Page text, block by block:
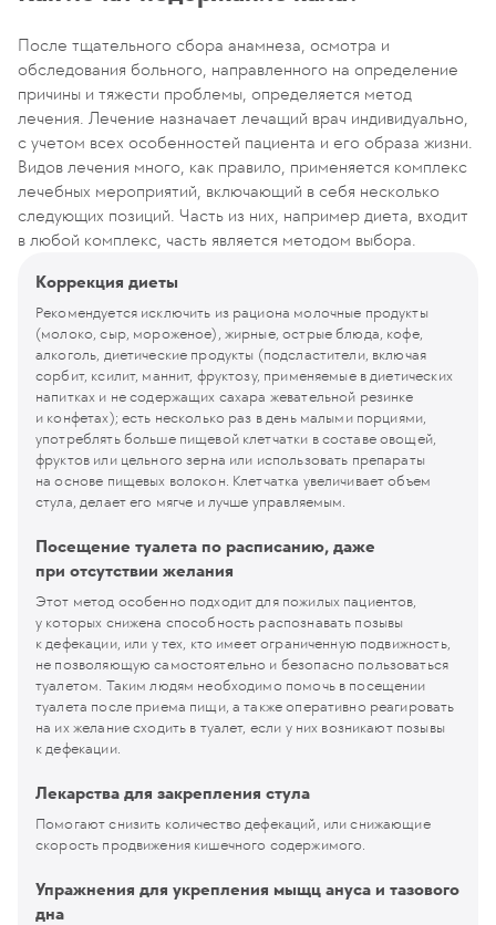
После тщательного сбора анамнеза, осмотра и
обследования больного, направленного на определение
причины и тяжести проблемы, определяется метод
лечения. Лечение назначает лечащий врач индивидуально,
с учетом всех особенностей пациента и его образа жизни.
Видов лечения много, как правило, применяется комплекс
лечебных мероприятий, включающий в себя несколько
следующих позиций. Часть из них, например диета, входит
в любой комплекс, часть является методом выбора.
Коррекция диеты
Рекомендуется исключить из рациона молочные продукты
(молоко, сыр, мороженое), жирные, острые блюда, кофе,
алкоголь, диетические продукты (подсластители, включая
сорбит, ксилит, маннит, фруктозу, применяемые в диетических
напитках и не содержащих сахара жевательной резинке
и конфетах); есть несколько раз в день малыми порциями,
употреблять больше пищевой клетчатки в составе овощей,
фруктов или цельного зерна или использовать препараты
на основе пищевых волокон. Клетчатка увеличивает объем
стула, делает его мягче и лучше управляемым.
Посещение туалета по расписанию, даже
при отсутствии желания
Этот метод особенно подходит для пожилых пациентов,
у которых снижена способность распознавать позывы
к дефекации, или у тех, кто имеет ограниченную подвижность,
не позволяющую самостоятельно и безопасно пользоваться
туалетом. Таким людям необходимо помочь в посещении
туалета после приема пищи, а также оперативно реагировать
на их желание сходить в туалет, если у них возникают позывы
к дефекации.
Лекарства для закрепления стула
Помогают снизить количество дефекаций, или снижающие
скорость продвижения кишечного содержимого.
Упражнения для укрепления мыщц ануса и тазового
дна